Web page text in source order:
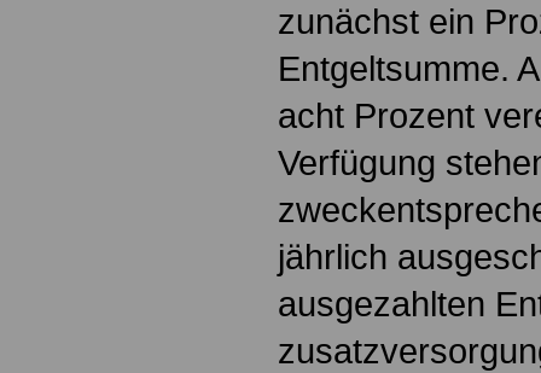
zunächst ein
Entgeltsumme.
acht Prozent
Verfügung
jährlich
ausgezahlten